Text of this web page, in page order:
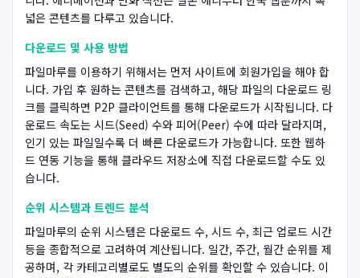
넓은 콘텐츠를 다루고 있습니다.
다운로드 및 사용 방법
파일마루를 이용하기 위해서는 먼저 사이트에 회원가입을 해야 합
니다. 가입 후 원하는 콘텐츠를 검색하고, 해당 파일의 다운로드 링
크를 클릭하면 P2P 클라이언트를 통해 다운로드가 시작됩니다. 다
운로드 속도는 시드(Seed) 수와 피어(Peer) 수에 따라 달라지며,
인기 있는 파일일수록 더 빠른 다운로드가 가능합니다. 또한 웹하
드 연동 기능을 통해 클라우드 저장소에 직접 다운로드할 수도 있
습니다.
순위 시스템과 트렌드 분석
파일마루의 순위 시스템은 다운로드 수, 시드 수, 최근 업로드 시간
등을 종합적으로 고려하여 계산됩니다. 일간, 주간, 월간 순위를 제
공하며, 각 카테고리별로도 별도의 순위를 확인할 수 있습니다. 이